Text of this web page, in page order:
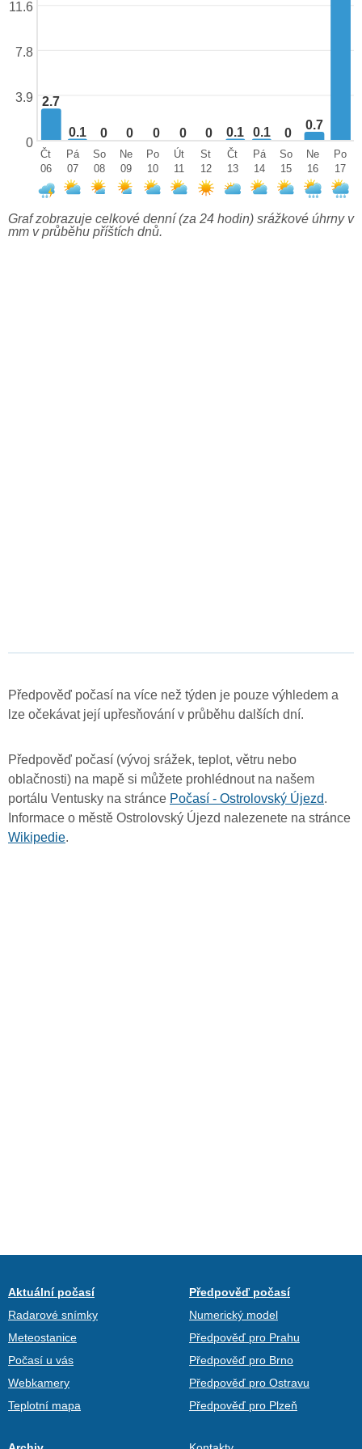
2.7
0.1 0 0 0 0 0 0.1 0.1 0
0.7
11.6
7.8
3.9
0
Čt
06
Pá
07
So
08
Ne
09
Po
10
Út
11
St
12
Čt
13
Pá
14
So
15
Ne
16
Po
17
Graf zobrazuje celkové denní (za 24 hodin) srážkové úhrny v
mm v průběhu příštích dnů.
Předpověď počasí na více než týden je pouze výhledem a
lze očekávat její upřesňování v průběhu dalších dní.
Předpověď počasí (vývoj srážek, teplot, větru nebo
oblačnosti) na mapě si můžete prohlédnout na našem
portálu Ventusky na stránce Počasí - Ostrolovský Újezd.
Informace o městě Ostrolovský Újezd nalezenete na stránce
Wikipedie.
Aktuální počasí
Radarové snímky
Meteostanice
Počasí u vás
Webkamery
Teplotní mapa
Předpověď počasí
Numerický model
Předpověď pro Prahu
Předpověď pro Brno
Předpověď pro Ostravu
Předpověď pro Plzeň